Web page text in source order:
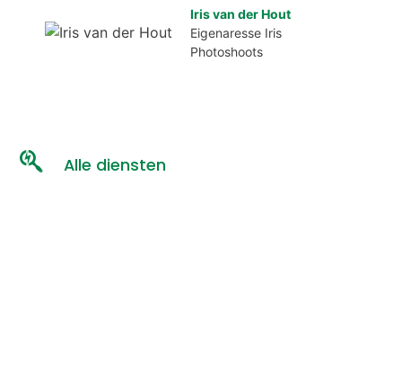
Iris van der Hout
Eigenaresse Iris
Photoshoots
Alle diensten